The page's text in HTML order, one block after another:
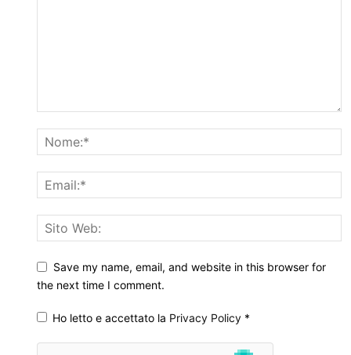
Save my name, email, and website in this browser for
the next time I comment.
Ho letto e accettato la Privacy Policy *